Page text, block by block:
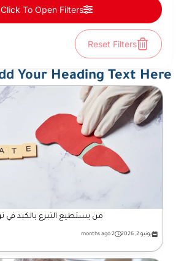
Click To Open Filters
Reset Filters
Your Heading Text Here
من يستطيع التبرع بالكبد في
يونيو 2, 2026 2 months ago